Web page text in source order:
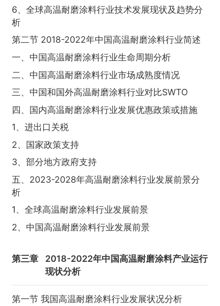
6、全球高温耐磨涂料行业技术发展现状及趋势分
析
第二节 2018-2022年中国高温耐磨涂料行业简述
一、中国高温耐磨涂料行业生命周期分析
二、中国高温耐磨涂料行业市场成熟度情况
三、中国和国外高温耐磨涂料行业对比SWTO
四、国内高温耐磨涂料行业发展优惠政策或措施
1、进出口关税
2、国家政策支持
3、部分地方政府支持
五、2023-2028年高温耐磨涂料行业发展前景分
析
1、全球高温耐磨涂料行业发展前景
2、中国高温耐磨涂料行业发展前景
第三章
2018-2022年中国高温耐磨涂料产业运行
现状分析
第一节 我国高温耐磨涂料行业发展状况分析